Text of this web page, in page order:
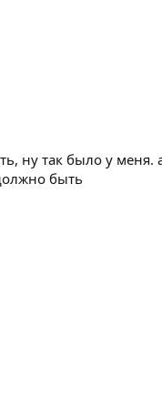
ну так было у меня. а
быть